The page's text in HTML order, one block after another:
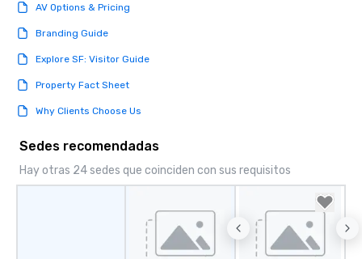
AV Options & Pricing
Branding Guide
Explore SF: Visitor Guide
Property Fact Sheet
Why Clients Choose Us
Sedes recomendadas
Hay otras 24 sedes que coinciden con sus requisitos